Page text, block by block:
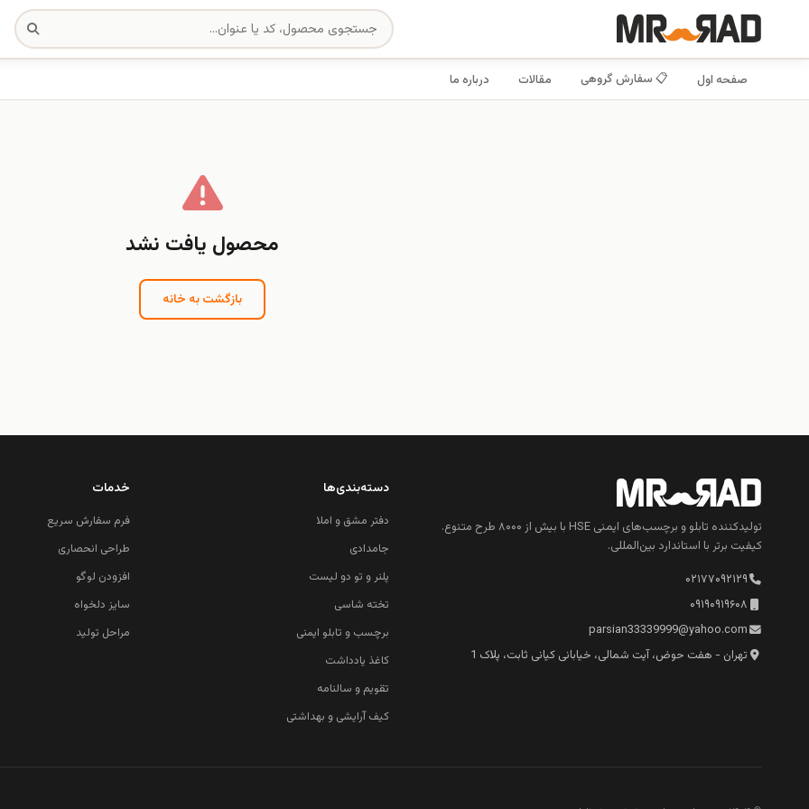
صفحه اول 📋 سفارش گروهی مقالات درباره ما
محصول یافت نشد
بازگشت به خانه
تولیدکننده تابلو و برچسب‌های ایمنی HSE با بیش از ۸۰۰۰ طرح متنوع.
کیفیت برتر با استاندارد بین‌المللی.
۰۲۱۷۷۰۹۲۱۲۹
۰۹۱۹۰۹۱۹۶۰۸
parsian33339999@yahoo.com
تهران - هفت حوض، آیت شمالی، خیابانی کیانی ثابت، پلاک 1
دسته‌بندی‌ها
دفتر مشق و املا
جامدادی
پلنر و تو دو لیست
تخته شاسی
برچسب و تابلو ایمنی
کاغذ یادداشت
تقویم و سالنامه
کیف آرایشی و بهداشتی
خدمات
فرم سفارش سریع
طراحی انحصاری
افزودن لوگو
سایز دلخواه
مراحل تولید